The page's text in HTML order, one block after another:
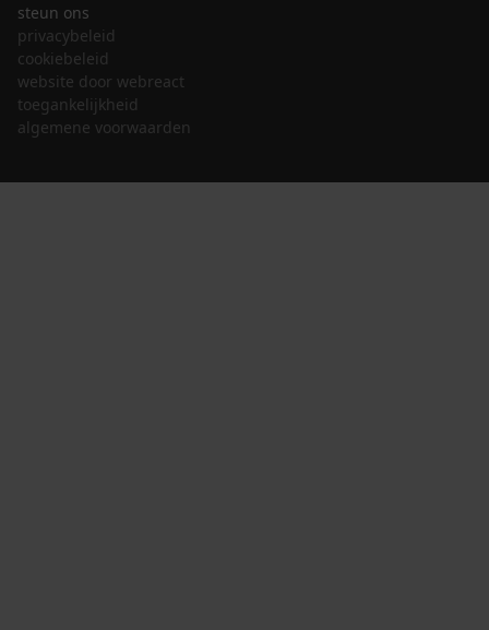
steun ons
privacybeleid
cookiebeleid
website door webreact
toegankelijkheid
algemene voorwaarden